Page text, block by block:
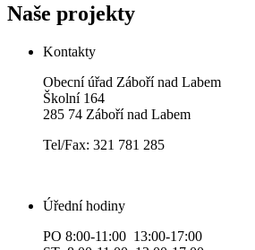
Naše projekty
Kontakty
Obecní úřad Záboří nad Labem
Školní 164
285 74 Záboří nad Labem
Tel/Fax: 321 781 285
Úřední hodiny
PO 8:00-11:00 13:00-17:00